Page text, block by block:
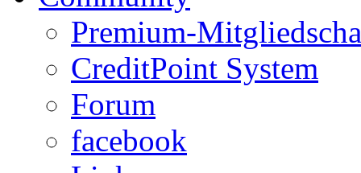
Premium-
CreditPoint System
Forum
facebook